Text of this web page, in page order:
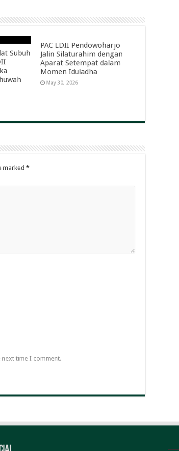
Subuh
PAC LDII Pendowoharjo
Jalin Silaturahim dengan
Aparat Setempat dalam
Momen Iduladha
May 30, 2026
marked *
next time I comment.